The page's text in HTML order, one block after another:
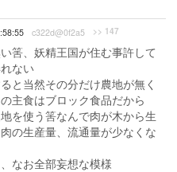
c322d@0f2a5 >> 147
筈、妖精王国が住む事許して
ない
と当然その分だけ農地が無く
主食はブロック食品だから
を使う筈なんで肉が木から生
の生産量、流通量が少なくな
なお全部妄想な模様